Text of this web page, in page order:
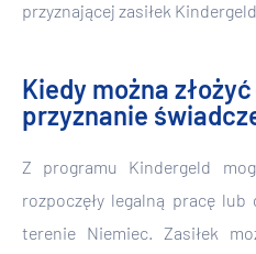
przyznającej zasiłek
Kiedy można
przyznanie
Z programu Kindergeld
rozpoczęły legalną pracę lub
terenie Niemiec. Zasiłek